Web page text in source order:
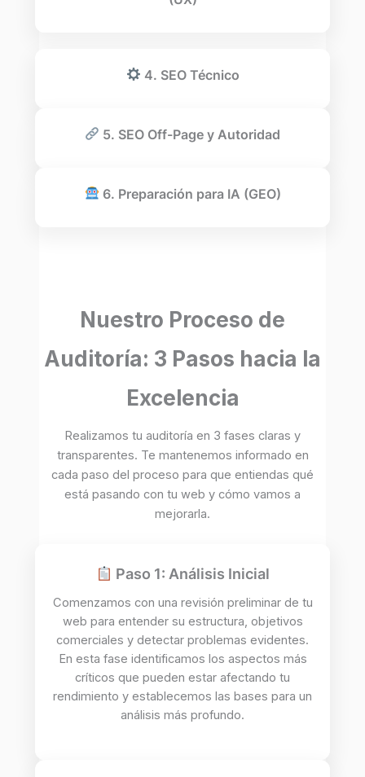
4. SEO Técnico
5. SEO Off-Page y Autoridad
6. Preparación para IA (GEO)
Nuestro Proceso de
Auditoría: 3 Pasos hacia la
Excelencia
Realizamos tu auditoría en 3 fases claras y
transparentes. Te mantenemos informado en
cada paso del proceso para que entiendas qué
está pasando con tu web y cómo vamos a
mejorarla.
Paso 1: Análisis Inicial
Comenzamos con una revisión preliminar de tu
web para entender su estructura, objetivos
comerciales y detectar problemas evidentes.
En esta fase identificamos los aspectos más
críticos que pueden estar afectando tu
rendimiento y establecemos las bases para un
análisis más profundo.